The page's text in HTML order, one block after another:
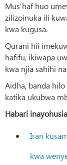
Mus’haf huo
zilizoinuka ili
kwa kugusa.
Qurani hii
hafifu, ikiwapa
kwa njia sahihi
Aidha, banda
katika ukubwa
Habari
Iran
kwa